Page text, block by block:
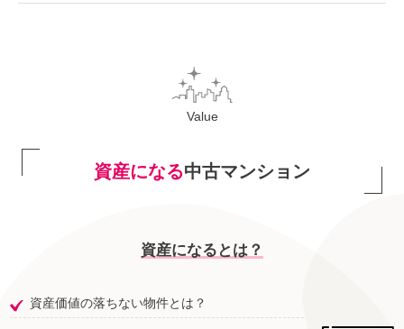
Value
資産になる中古マンション
資産になるとは？
資産価値の落ちない物件とは？